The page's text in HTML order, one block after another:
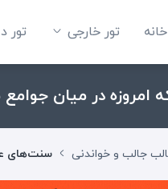
خانه تور خارجی تور
در میان
جالب و خواندنی سنت‌های